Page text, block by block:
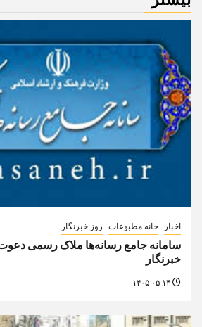
اخبار خانه مطبوعات روز خبرنگار
سامانه جامع رسانه‌ها ملاک رسمی
خبرنگار